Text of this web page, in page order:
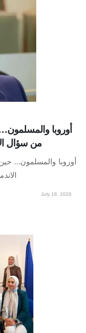
أوروبا
من سؤال
أوروبا والمسلمون…
July 18, 2026